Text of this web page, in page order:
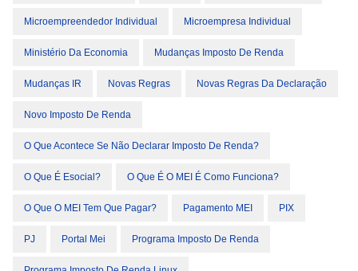
Microempreendedor Individual Microempresa Individual
Ministério Da Economia Mudanças Imposto De Renda
Mudanças IR Novas Regras Novas Regras Da Declaração
Novo Imposto De Renda
O Que Acontece Se Não Declarar Imposto De Renda?
O Que É Esocial? O Que É O MEI É Como Funciona?
O Que O MEI Tem Que Pagar? Pagamento MEI PIX
PJ Portal Mei Programa Imposto De Renda